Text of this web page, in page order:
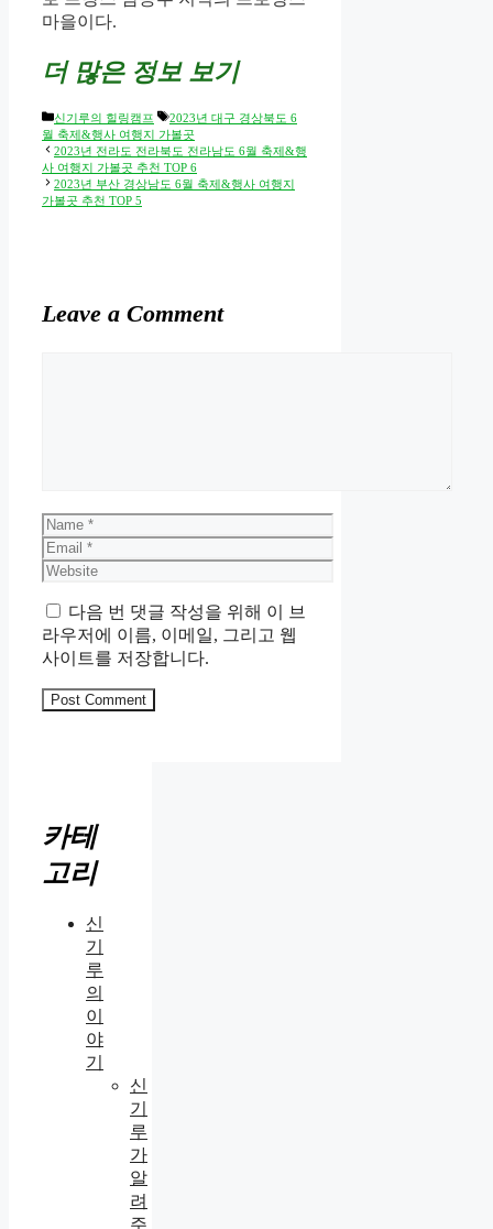
마을이다.
더 많은 정보 보기
Categories
신기루의 힐링캠프 Tags
2023년 대구 경상북도 6
월 축제&행사 여행지 가볼곳
2023년 전라도 전라북도 전라남도 6월 축제&행
사 여행지 가볼곳 추천 TOP 6
2023년 부산 경상남도 6월 축제&행사 여행지
가볼곳 추천 TOP 5
Leave a Comment
Name
Email
Website
다음 번 댓글 작성을 위해 이 브
라우저에 이름, 이메일, 그리고 웹
사이트를 저장합니다.
카테
고리
신
기
루
의
이
야
기
신
기
루
가
알
려
주